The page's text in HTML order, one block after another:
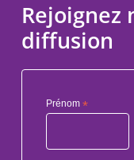
Rejoignez
diffusion
Prénom *